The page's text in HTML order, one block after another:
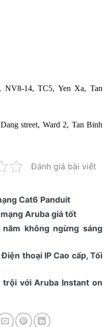
14, TC5, Yen Xa, Tan
street, Ward 2, Tan Binh
Đánh giá bài viết
Cat6 Panduit
Aruba giá tốt
năm không ngừng sáng
thoại IP Cao cấp, Tối
với Aruba Instant on